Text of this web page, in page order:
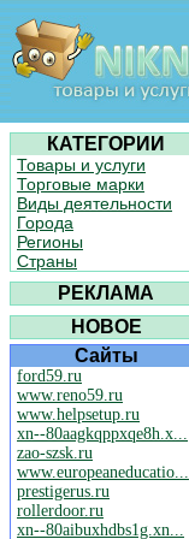
КАТЕГОРИИ
Товары и услуги
Торговые марки
Виды деятельности
Города
Регионы
Страны
РЕКЛАМА
НОВОЕ
Сайты
ford59.ru
www.reno59.ru
www.helpsetup.ru
xn--80aagkqppxqe8h.x...
zao-szsk.ru
www.europeaneducatio...
prestigerus.ru
rollerdoor.ru
xn--80aibuxhdbs1g.xn...